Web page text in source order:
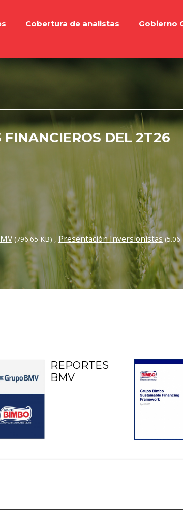
Cobertura de analistas Gobierno
FINANCIEROS DEL 2T26
(796.65 KB) , Presentación Inversionistas (5.06
REPORTES
BMV